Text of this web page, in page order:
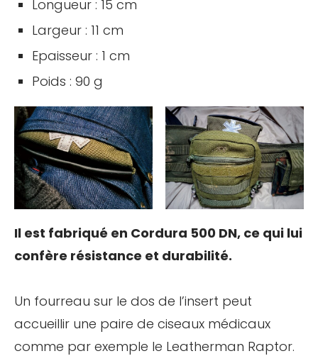
Longueur : 15 cm
Largeur : 11 cm
Epaisseur : 1 cm
Poids : 90 g
Il est fabriqué en Cordura 500 DN, ce qui lui
confère résistance et durabilité.
Un fourreau sur le dos de l’insert peut
accueillir une paire de ciseaux médicaux
comme par exemple le Leatherman Raptor.